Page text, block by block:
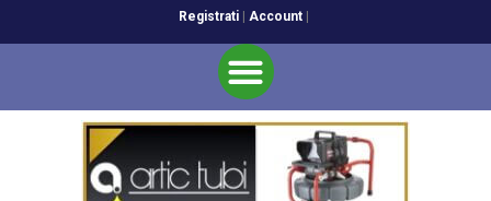
Registrati Account